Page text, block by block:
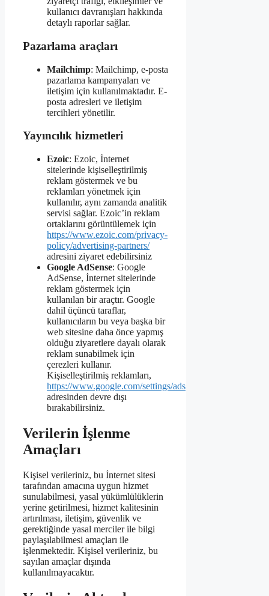
kullanıcı davranışları hakkında
detaylı raporlar sağlar.
Pazarlama araçları
Mailchimp: Mailchimp, e-posta
pazarlama kampanyaları ve
iletişim için kullanılmaktadır. E-
posta adresleri ve iletişim
tercihleri yönetilir.
Yayıncılık hizmetleri
Ezoic: Ezoic, İnternet
sitelerinde kişiselleştirilmiş
reklam göstermek ve bu
reklamları yönetmek için
kullanılır, aynı zamanda analitik
servisi sağlar. Ezoic’in reklam
ortaklarını görüntülemek için
https://www.ezoic.com/privacy-
policy/advertising-partners/
adresini ziyaret edebilirsiniz
Google AdSense: Google
AdSense, İnternet sitelerinde
reklam göstermek için
kullanılan bir araçtır. Google
dahil üçüncü taraflar,
kullanıcıların bu veya başka bir
web sitesine daha önce yapmış
olduğu ziyaretlere dayalı olarak
reklam sunabilmek için
çerezleri kullanır.
Kişiselleştirilmiş reklamları,
https://www.google.com/settings/ads
adresinden devre dışı
bırakabilirsiniz.
Verilerin İşlenme
Amaçları
Kişisel verileriniz, bu İnternet sitesi
tarafından amacına uygun hizmet
sunulabilmesi, yasal yükümlülüklerin
yerine getirilmesi, hizmet kalitesinin
artırılması, iletişim, güvenlik ve
gerektiğinde yasal merciler ile bilgi
paylaşılabilmesi amaçları ile
işlenmektedir. Kişisel verileriniz, bu
sayılan amaçlar dışında
kullanılmayacaktır.